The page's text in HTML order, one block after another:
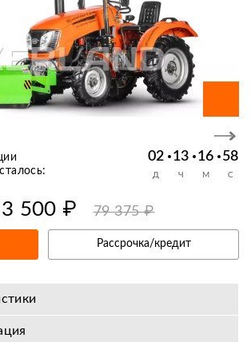
02 13 16 57
Д Ч М С
500 ₽ 79 375 ₽
Рассрочка/кредит